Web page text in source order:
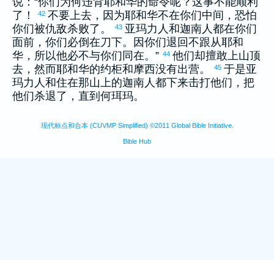
了！
42 不要上去，因为耶和华不在你们中间，恐怕
你们被仇敌杀败了。
43 亚玛力 人和迦南 人都在你们
面前，你们必倒在刀下。因你们退回不跟从耶和
华，所以他必不与你们同在。” 44 他们却擅敢上山顶
去，然而耶和华的约柜和摩西没有出营。 45 于是亚
玛力 人和住在那山上的迦南 人都下来击打他们，把
他们杀退了，直到 何珥玛。
现代标点和合本 (CUVMP Simplified) ©2011 Global Bible Initiative.
Bible Hub